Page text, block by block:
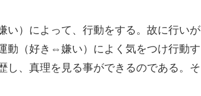
）によって、行動をする。故に行いが
動（好き⇔嫌い）によく気をつけ行動す
し、真理を見る事ができるのである。そ